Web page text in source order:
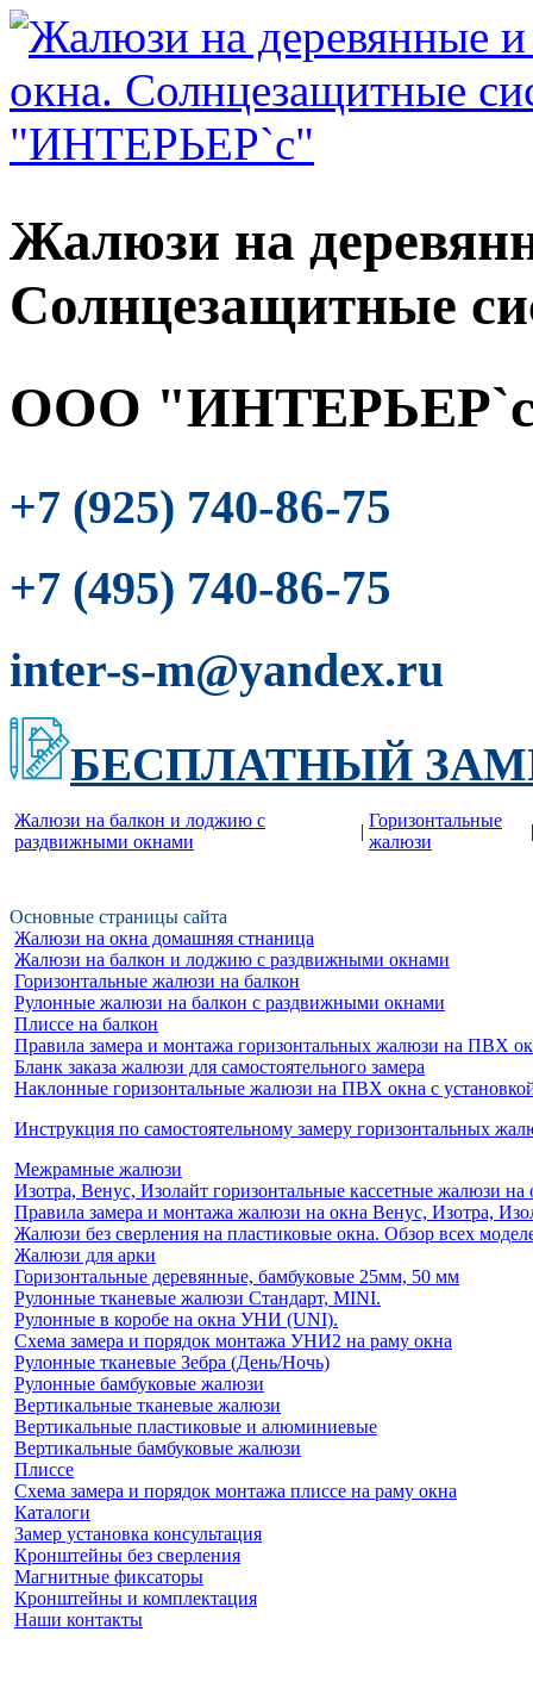
Жалюзи на
Солнцезащитные
ООО
+7 (925) 740-86-75
+7 (495) 740-86-75
inter-s-m@yandex.ru
БЕСПЛАТНЫЙ
Жалюзи на балкон и лоджию c
раздвижными окнами
|
Горизонтальные
жалюзи
|
Основные страницы сайта
Жалюзи на окна домашняя стнаница
Жалюзи на балкон и лоджию c раздвижными окнами
Горизонтальные жалюзи на балкон
Рулонные жалюзи на балкон с раздвижными окнами
Плиссе на балкон
Правила замера и монтажа горизонтальных жалюзи на ПВХ
Бланк заказа жалюзи для самостоятельного замера
Наклонные горизонтальные жалюзи на ПВХ окна с
Инструкция по самостоятельному замеру горизонтальных
Межрамные жалюзи
Изотра, Венус, Изолайт горизонтальные кассетные жалюзи на
Правила замера и монтажа жалюзи на окна Венус, Изотра,
Жалюзи без сверления на пластиковые окна. Обзор всех
Жалюзи для арки
Горизонтальные деревянные, бамбуковые 25мм, 50 мм
Рулонные тканевые жалюзи Стандарт, MINI.
Рулонные в коробе на окна УНИ (UNI).
Схема замера и порядок монтажа УНИ2 на раму окна
Рулонные тканевые Зебра (День/Ночь)
Рулонные бамбуковые жалюзи
Вертикальные тканевые жалюзи
Вертикальные пластиковые и алюминиевые
Вертикальные бамбуковые жалюзи
Плиссе
Схема замера и порядок монтажа плиссе на раму окна
Каталоги
Замер установка консультация
Кронштейны без сверления
Магнитные фиксаторы
Кронштейны и комплектация
Наши контакты